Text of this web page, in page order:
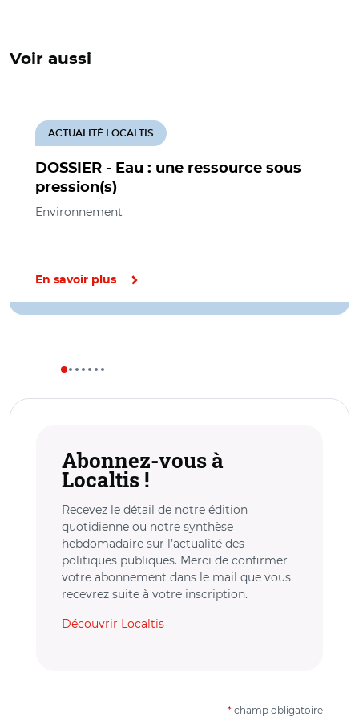
Voir aussi
DOSSIER - Eau : une ressource sous
pression(s)
ACTUALITÉ LOCALTIS
Environnement
En savoir plus
Abonnez-vous à
Localtis !
Recevez le détail de notre édition
quotidienne ou notre synthèse
hebdomadaire sur l’actualité des
politiques publiques. Merci de confirmer
votre abonnement dans le mail que vous
recevrez suite à votre inscription.
Découvrir Localtis
* champ obligatoire